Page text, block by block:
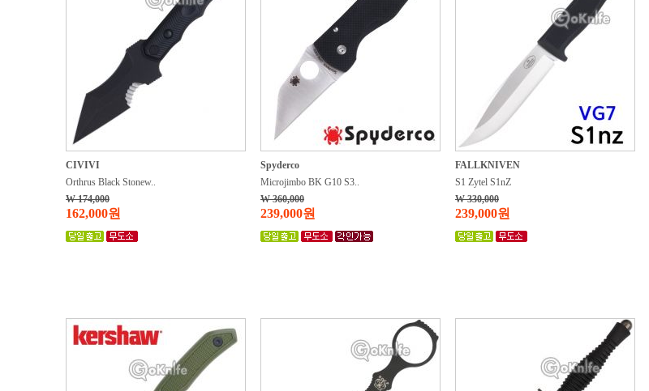
CIVIVI
Orthrus Black Stonew..
W 174,000
162,000원
Spyderco
Microjimbo BK G10 S3..
W 360,000
239,000원
FALLKNIVEN
S1 Zytel S1nZ
W 330,000
239,000원